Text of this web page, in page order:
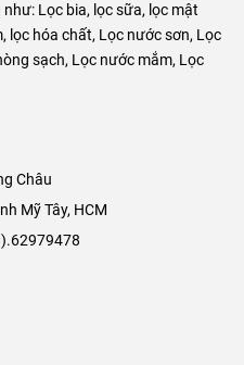
Lọc bia, lọc sữa, lọc mật
lọc hóa chất, Lọc nước sơn, Lọc
sạch, Lọc nước mắm, Lọc
Châu
Mỹ Tây, HCM